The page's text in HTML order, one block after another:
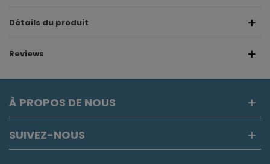
Détails du produit
Reviews
À PROPOS DE NOUS
SUIVEZ-NOUS